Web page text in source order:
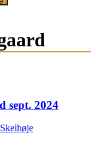
sept. 2024
Skelhøje